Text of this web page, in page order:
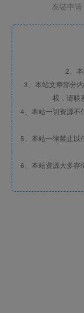
友链申请
2、
3、本站文章部分
权，请联
4、本站一切资源不
5、本站一律禁止以
6、本站资源大多存